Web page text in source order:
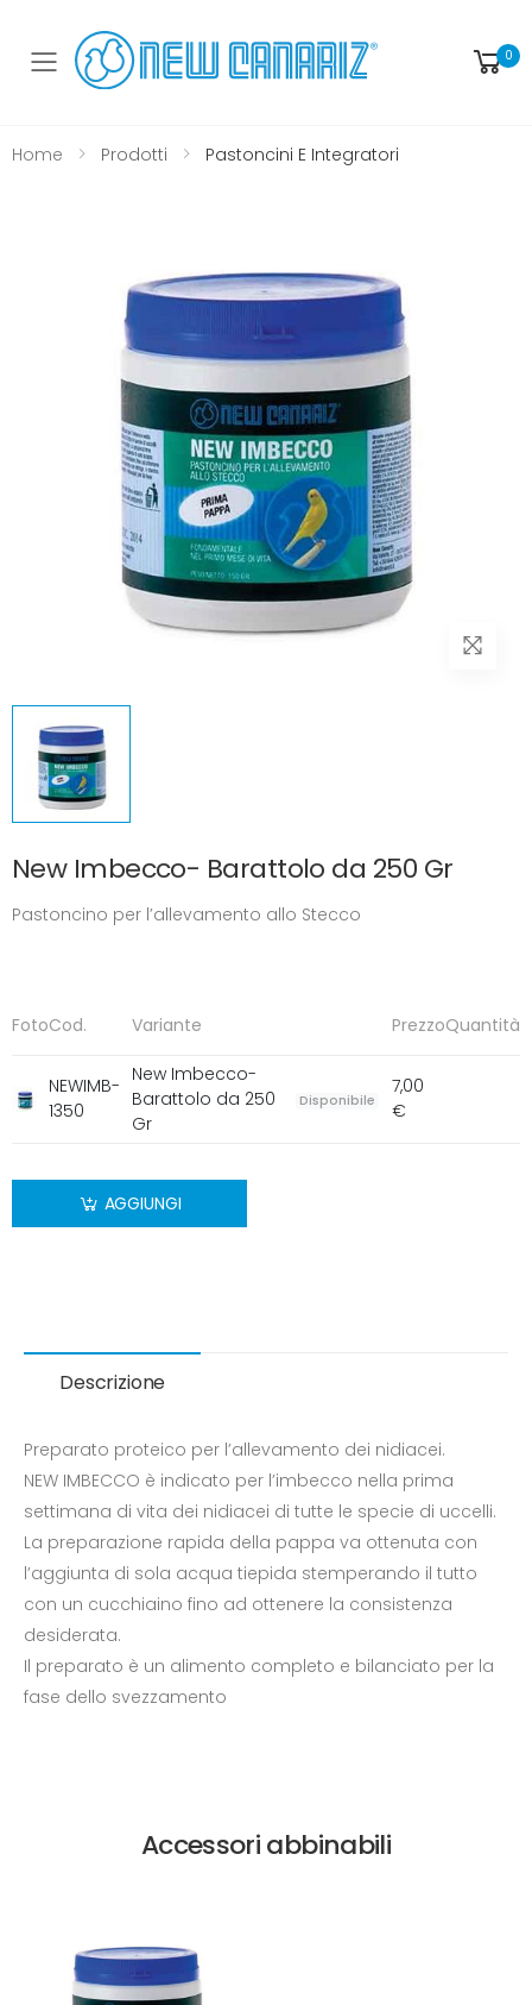
Toggle mobile menu 0
Home Prodotti Pastoncini E Integratori
New Imbecco- Barattolo da 250 Gr
Pastoncino per l’allevamento allo Stecco
FotoCod. Variante PrezzoQuantità
NEWIMB-
1350
New Imbecco-
Barattolo da 250
Gr
Disponibile
7,00
€
AGGIUNGI
Descrizione
Preparato proteico per l’allevamento dei nidiacei.
NEW IMBECCO è indicato per l’imbecco nella prima
settimana di vita dei nidiacei di tutte le specie di uccelli.
La preparazione rapida della pappa va ottenuta con
l’aggiunta di sola acqua tiepida stemperando il tutto
con un cucchiaino fino ad ottenere la consistenza
desiderata.
Il preparato è un alimento completo e bilanciato per la
fase dello svezzamento
Accessori abbinabili